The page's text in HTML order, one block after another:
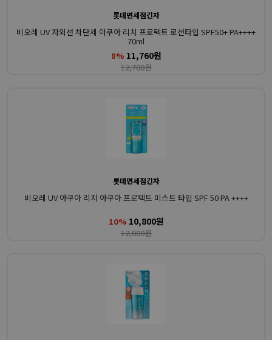
롯데면세점긴자
비오레 UV 자외선 차단제 아쿠아 리치 프로텍트 로션타입 SPF50+ PA++++
70ml
8% 11,760원
12,780원
롯데면세점긴자
비오레 UV 아쿠아 리치 아쿠아 프로텍트 미스트 타입 SPF 50 PA ++++
10% 10,800원
12,000원